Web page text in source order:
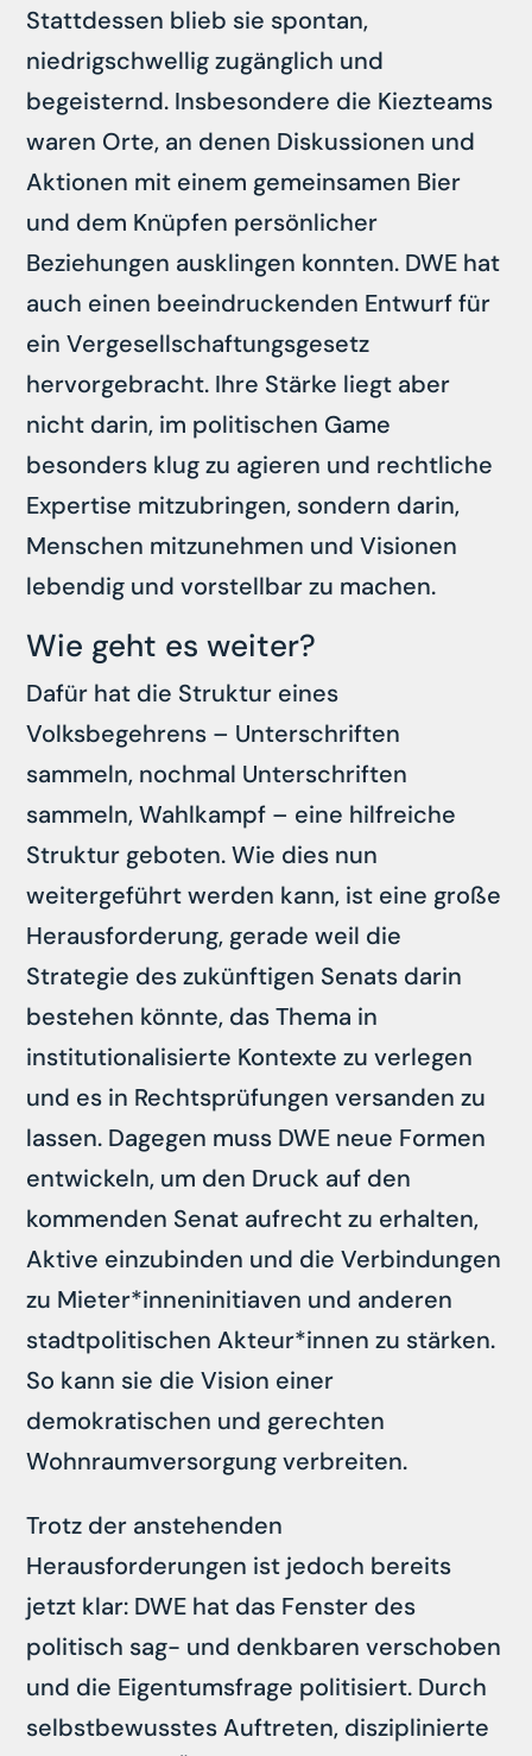
Stattdessen blieb sie spontan,
niedrigschwellig zugänglich und
begeisternd. Insbesondere die Kiezteams
waren Orte, an denen Diskussionen und
Aktionen mit einem gemeinsamen Bier
und dem Knüpfen persönlicher
Beziehungen ausklingen konnten. DWE hat
auch einen beeindruckenden Entwurf für
ein Vergesellschaftungsgesetz
hervorgebracht. Ihre Stärke liegt aber
nicht darin, im politischen Game
besonders klug zu agieren und rechtliche
Expertise mitzubringen, sondern darin,
Menschen mitzunehmen und Visionen
lebendig und vorstellbar zu machen.
Wie geht es weiter?
Dafür hat die Struktur eines
Volksbegehrens – Unterschriften
sammeln, nochmal Unterschriften
sammeln, Wahlkampf – eine hilfreiche
Struktur geboten. Wie dies nun
weitergeführt werden kann, ist eine große
Herausforderung, gerade weil die
Strategie des zukünftigen Senats darin
bestehen könnte, das Thema in
institutionalisierte Kontexte zu verlegen
und es in Rechtsprüfungen versanden zu
lassen. Dagegen muss DWE neue Formen
entwickeln, um den Druck auf den
kommenden Senat aufrecht zu erhalten,
Aktive einzubinden und die Verbindungen
zu Mieter*inneninitiaven und anderen
stadtpolitischen Akteur*innen zu stärken.
So kann sie die Vision einer
demokratischen und gerechten
Wohnraumversorgung verbreiten.
Trotz der anstehenden
Herausforderungen ist jedoch bereits
jetzt klar: DWE hat das Fenster des
politisch sag- und denkbaren verschoben
und die Eigentumsfrage politisiert. Durch
selbstbewusstes Auftreten, disziplinierte